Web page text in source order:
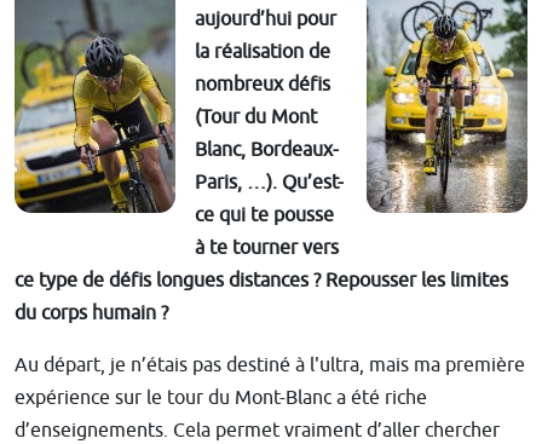
aujourd’hui pour
la réalisation de
nombreux défis
(Tour du Mont
Blanc, Bordeaux-
Paris, …). Qu’est-
ce qui te pousse
à te tourner vers
ce type de défis longues distances ? Repousser les limites
du corps humain ?
Au départ, je n’étais pas destiné à l'ultra, mais ma première
expérience sur le tour du Mont-Blanc a été riche
d’enseignements. Cela permet vraiment d’aller chercher